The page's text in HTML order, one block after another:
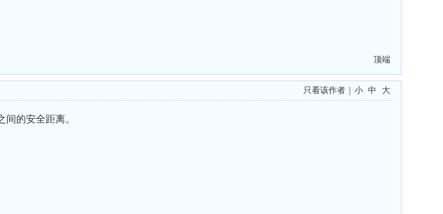
顶端
只看该作者 小 中 大
间的安全距离。